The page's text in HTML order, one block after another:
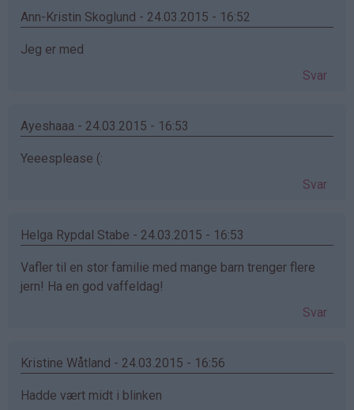
Ann-Kristin Skoglund - 24.03.2015 - 16:52
Jeg er med
Svar
Ayeshaaa - 24.03.2015 - 16:53
Yeeesplease (:
Svar
Helga Rypdal Stabe - 24.03.2015 - 16:53
Vafler til en stor familie med mange barn trenger flere
jern! Ha en god vaffeldag!
Svar
Kristine Wåtland - 24.03.2015 - 16:56
Hadde vært midt i blinken